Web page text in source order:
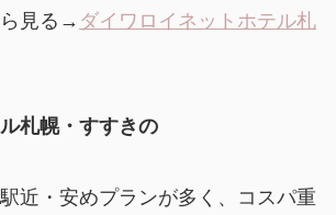
見る→ ダイワロイネットホテル札
札幌・すすきの
近・安めプランが多く、コスパ重